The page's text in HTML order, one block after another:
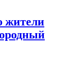
жители